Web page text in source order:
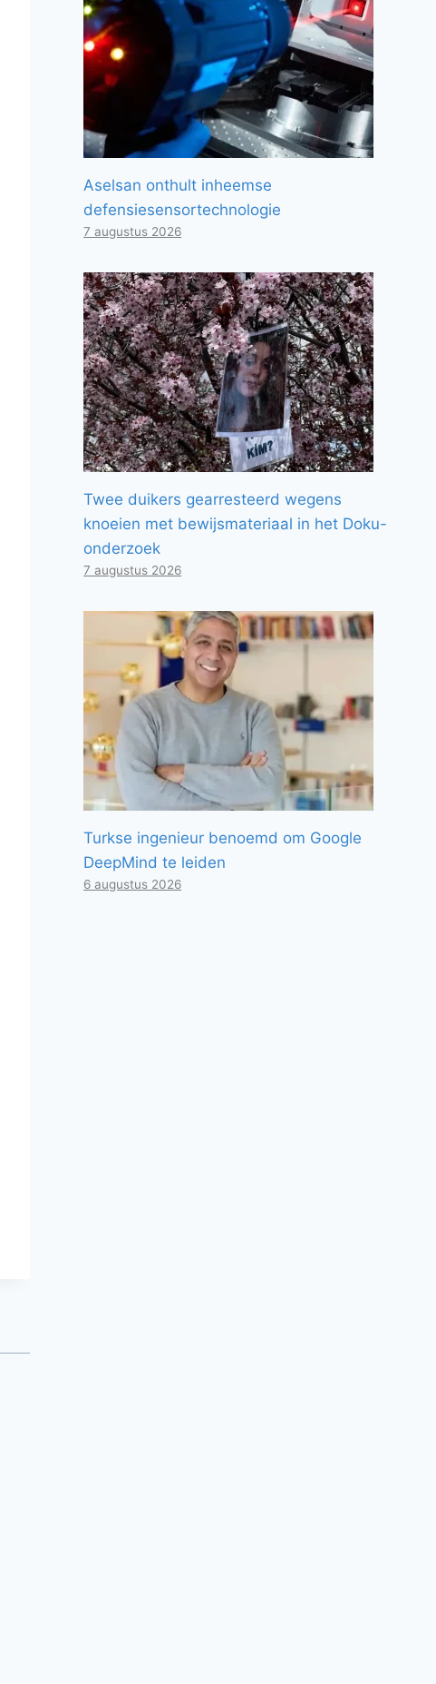
Aselsan onthult inheemse
defensiesensortechnologie
7 augustus 2026
Twee duikers gearresteerd wegens
knoeien met bewijsmateriaal in het Doku-
onderzoek
7 augustus 2026
Turkse ingenieur benoemd om Google
DeepMind te leiden
6 augustus 2026